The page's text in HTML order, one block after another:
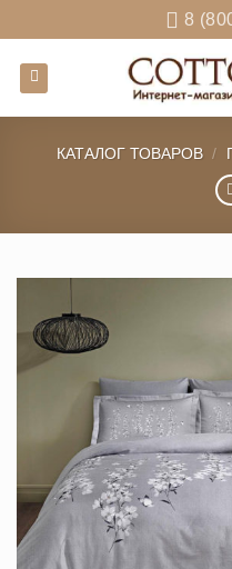
to
content
8
КАТАЛОГ ТОВАРОВ /